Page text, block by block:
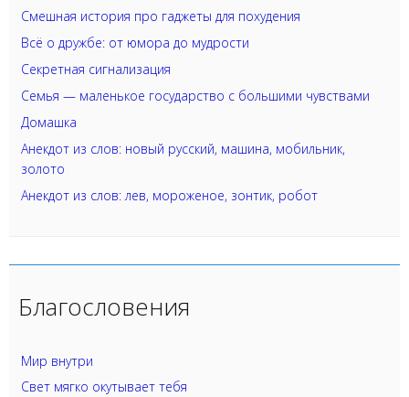
Смешная история про гаджеты для похудения
Всё о дружбе: от юмора до мудрости
Секретная сигнализация
Семья — маленькое государство с большими чувствами
Домашка
Анекдот из слов: новый русский, машина, мобильник,
золото
Анекдот из слов: лев, мороженое, зонтик, робот
Благословения
Мир внутри
Свет мягко окутывает тебя